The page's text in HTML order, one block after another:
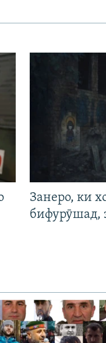
Занеро, ки
бифурӯшад,